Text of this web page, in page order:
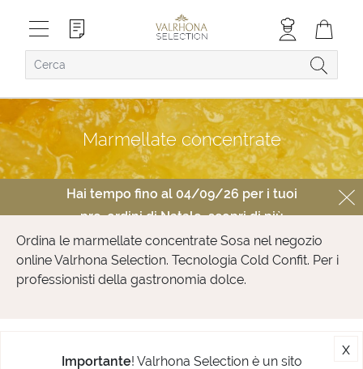
Marmellate concentrate
Hai tempo fino al 04/09/26 per i tuoi
pre-ordini di Natale,scopri di più
Ordina le marmellate concentrate Sosa nel negozio
online Valrhona Selection. Tecnologia Cold Confit. Per i
professionisti della gastronomia dolce.
Importante! Valrhona Selection è un sito
x